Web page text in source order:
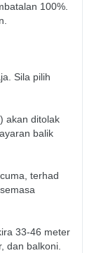
100%.
Sila pilih
akan ditolak
balik
terhad
33-46 meter
dan balkoni.